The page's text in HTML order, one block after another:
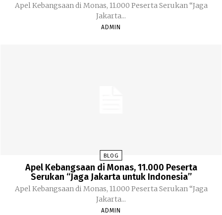
Apel Kebangsaan di Monas, 11.000 Peserta Serukan “Jaga
Jakarta...
ADMIN
BLOG
Apel Kebangsaan di Monas, 11.000 Peserta
Serukan “Jaga Jakarta untuk Indonesia”
Apel Kebangsaan di Monas, 11.000 Peserta Serukan “Jaga
Jakarta...
ADMIN